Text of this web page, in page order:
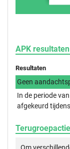
APK resultaten
Resultaten
Geen
In de periode van
afgekeurd
Om